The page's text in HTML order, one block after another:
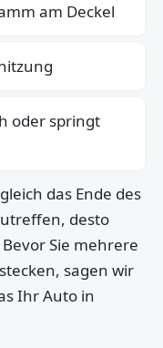
am Deckel
oder springt
das Ende des
desto
Sie mehrere
sagen wir
Ihr Auto in